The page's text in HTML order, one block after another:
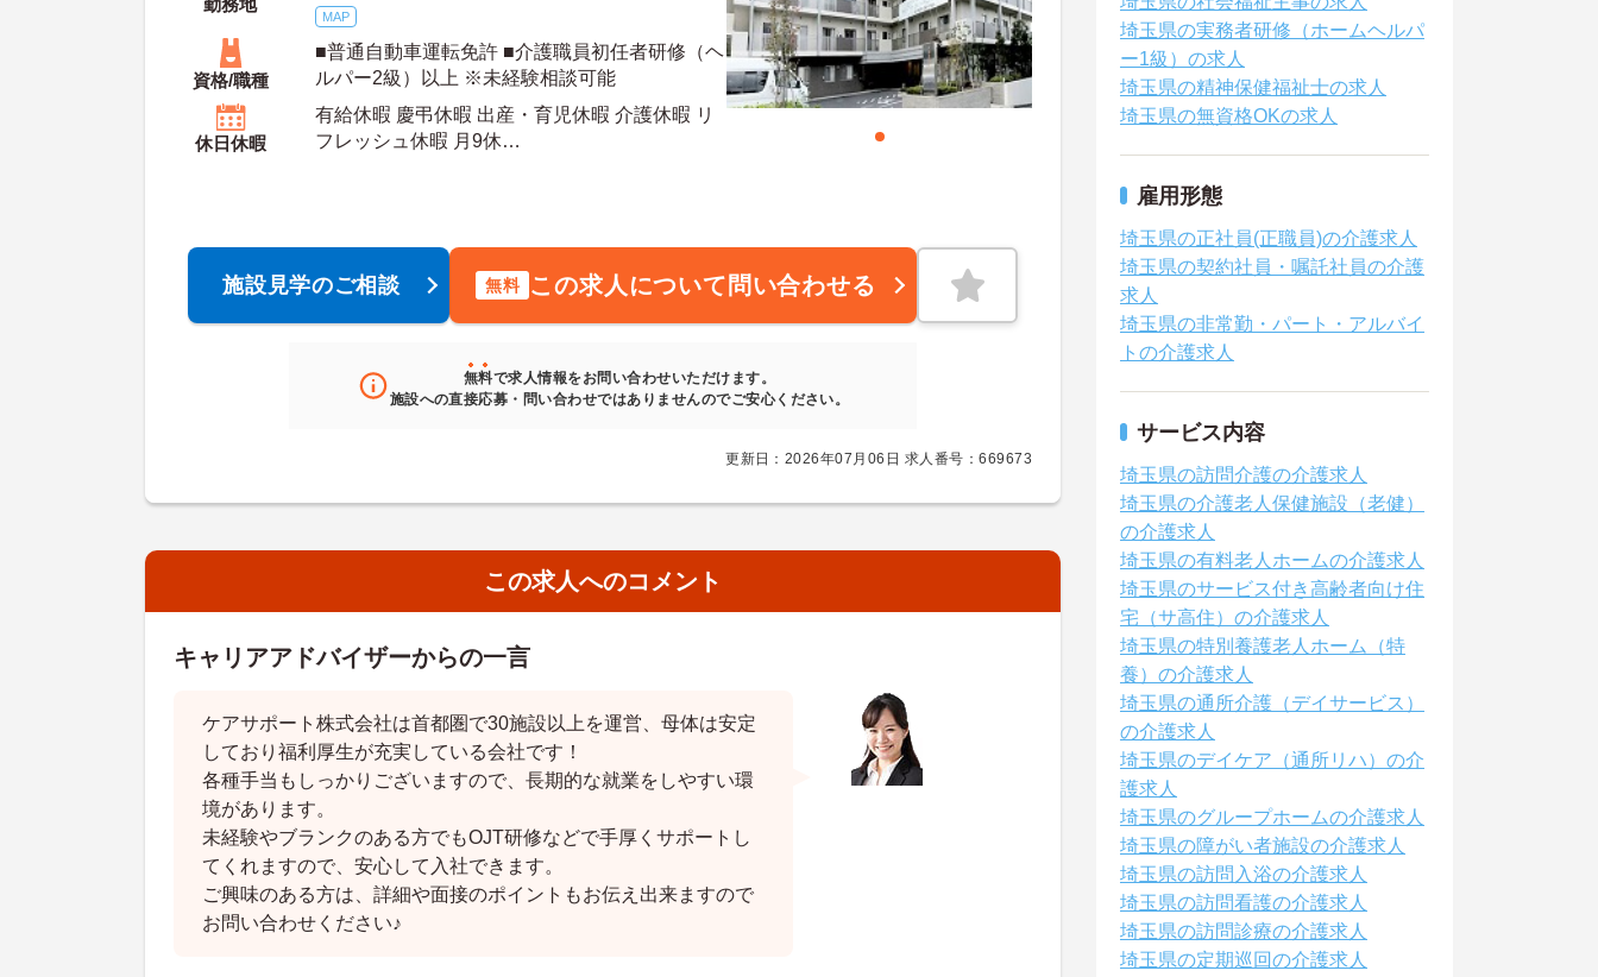
勤務地
MAP
資格/職種
■普通自動車運転免許 ■介護職員初任者研修（ヘ
ルパー2級）以上 ※未経験相談可能
休日休暇
有給休暇 慶弔休暇 出産・育児休暇 介護休暇 リ
フレッシュ休暇 月9休
施設見学のご相談 無料 この求人について問い合わせる
無料で求人情報をお問い合わせいただけます。
施設への直接応募・問い合わせではありませんのでご安心ください。
更新日：2026年07月06日 求人番号：669673
この求人へのコメント
キャリアアドバイザーからの一言
ケアサポート株式会社は首都圏で30施設以上を運営、母体は安定
しており福利厚生が充実している会社です！
各種手当もしっかりございますので、長期的な就業をしやすい環
境があります。
未経験やブランクのある方でもOJT研修などで手厚くサポートし
てくれますので、安心して入社できます。
ご興味のある方は、詳細や面接のポイントもお伝え出来ますので
お問い合わせください♪
埼玉県の実務者研修（ホームヘルパ
ー1級）の求人
埼玉県の精神保健福祉士の求人
埼玉県の無資格OKの求人
雇用形態
埼玉県の正社員(正職員)の介護求人
埼玉県の契約社員・嘱託社員の介護
求人
埼玉県の非常勤・パート・アルバイ
トの介護求人
サービス内容
埼玉県の訪問介護の介護求人
埼玉県の介護老人保健施設（老健）
の介護求人
埼玉県の有料老人ホームの介護求人
埼玉県のサービス付き高齢者向け住
宅（サ高住）の介護求人
埼玉県の特別養護老人ホーム（特
養）の介護求人
埼玉県の通所介護（デイサービス）
の介護求人
埼玉県のデイケア（通所リハ）の介
護求人
埼玉県のグループホームの介護求人
埼玉県の障がい者施設の介護求人
埼玉県の訪問入浴の介護求人
埼玉県の訪問看護の介護求人
埼玉県の訪問診療の介護求人
埼玉県の定期巡回の介護求人